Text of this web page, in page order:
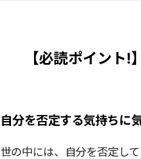
【必読ポイント
自分を否定する気持ちに
世の中には、自分を否定し